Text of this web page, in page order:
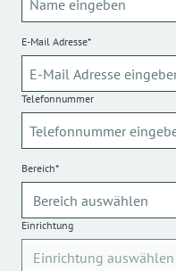
E-Mail Adresse*
Telefonnummer
Bereich*
Einrichtung